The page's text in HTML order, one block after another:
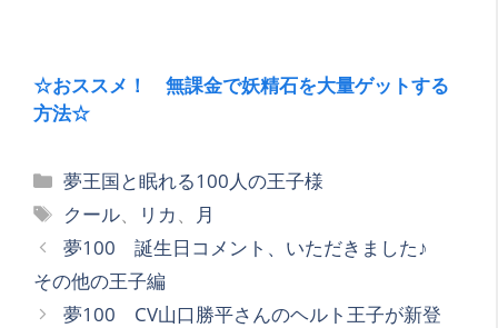
☆おススメ！ 無課金で妖精石を大量ゲットする
方法☆
カ
テ
ゴ
リ
ー
夢王国と眠れる100人の王子様
タ
グ
クール リカ
月
夢100 誕生日コメント、いただきました♪
その他の王子編
夢100 CV山口勝平さんのヘルト王子が新登